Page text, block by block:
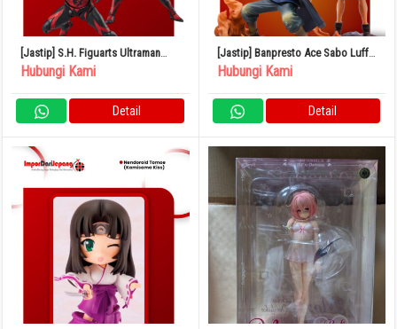
[Jastip] S.H. Figuarts Ultraman
Belial (Darkness Heels Ver.)
Hubungi Kami
Detail
[Jastip] Banpresto Ace Sabo Luffy
Brotherhood
Hubungi Kami
Detail